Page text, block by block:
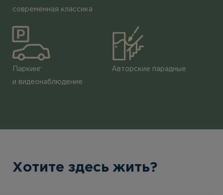
современная классика
Паркинг
и видеонаблюдение
Авторские парадные
Хотите здесь жить?